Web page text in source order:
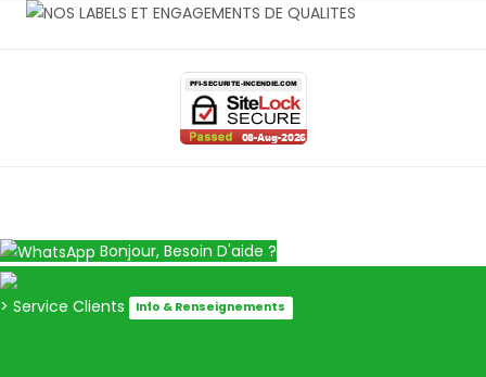
Bonjour, Besoin D'aide ?
> Service Clients Info & Renseignements